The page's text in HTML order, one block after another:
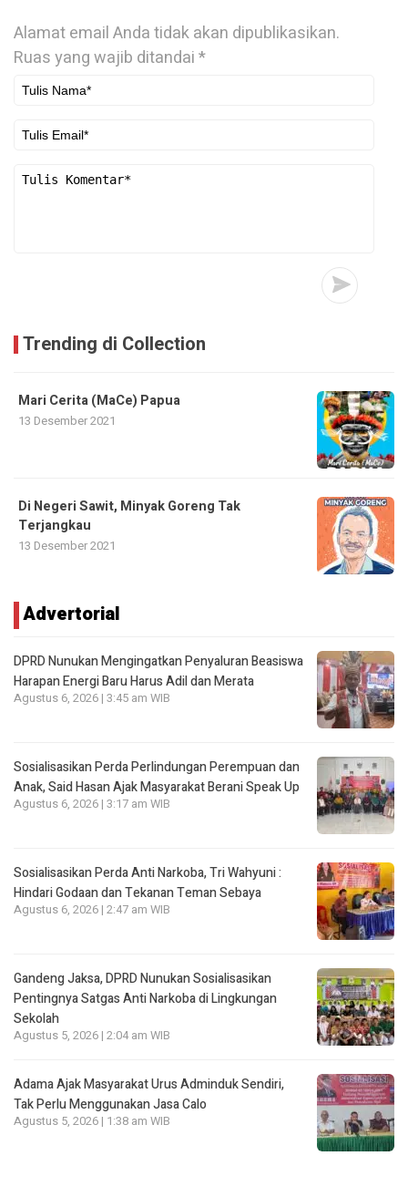
Alamat email Anda tidak akan dipublikasikan.
Ruas yang wajib ditandai*
Trending di Collection
Mari Cerita (MaCe) Papua
13 Desember 2021
Di Negeri Sawit, Minyak Goreng Tak
Terjangkau
13 Desember 2021
Advertorial
DPRD Nunukan Mengingatkan Penyaluran Beasiswa
Harapan Energi Baru Harus Adil dan Merata
Agustus 6, 2026 | 3:45 am WIB
Sosialisasikan Perda Perlindungan Perempuan dan
Anak, Said Hasan Ajak Masyarakat Berani Speak Up
Agustus 6, 2026 | 3:17 am WIB
Sosialisasikan Perda Anti Narkoba, Tri Wahyuni :
Hindari Godaan dan Tekanan Teman Sebaya
Agustus 6, 2026 | 2:47 am WIB
Gandeng Jaksa, DPRD Nunukan Sosialisasikan
Pentingnya Satgas Anti Narkoba di Lingkungan
Sekolah
Agustus 5, 2026 | 2:04 am WIB
Adama Ajak Masyarakat Urus Adminduk Sendiri,
Tak Perlu Menggunakan Jasa Calo
Agustus 5, 2026 | 1:38 am WIB